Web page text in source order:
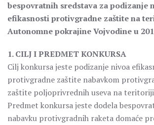
bespovratnih sredstava za podizanje
efikasnosti protivgradne zaštite na
Autonomne pokrajine Vojvodine u
1. CILJ I PREDMET KONKURSA
Cilj konkursa jeste podizanje nivoa
protivgradne zaštite nabavkom
zaštite poljoprivrednih useva na
Predmet konkursa jeste dodela
nabavku protivgradnih raketa domaće